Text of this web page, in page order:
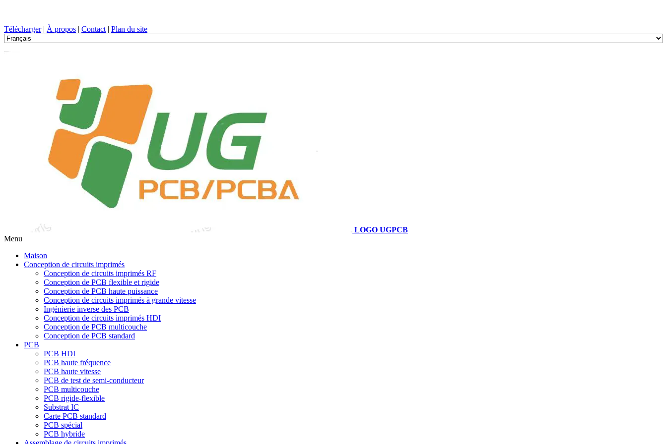
Télécharger| À propos | Contact | Plan du site
LOGO UGPCB
Menu
Maison
Conception de circuits imprimés
Conception de circuits imprimés RF
Conception de PCB flexible et rigide
Conception de PCB haute puissance
Conception de circuits imprimés à grande vitesse
Ingénierie inverse des PCB
Conception de circuits imprimés HDI
Conception de PCB multicouche
Conception de PCB standard
PCB
PCB HDI
PCB haute fréquence
PCB haute vitesse
PCB de test de semi-conducteur
PCB multicouche
PCB rigide-flexible
Substrat IC
Carte PCB standard
PCB spécial
PCB hybride